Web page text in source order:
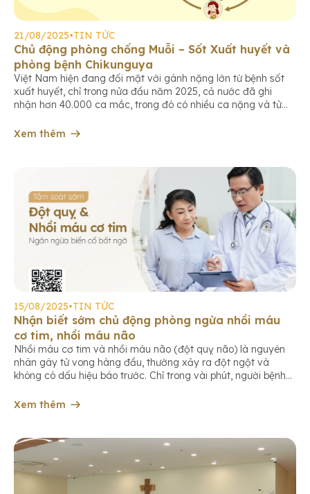
21/08/2025•TIN TỨC
Chủ động phòng chống Muỗi – Sốt Xuất huyết và
phòng bệnh Chikunguya
Việt Nam hiện đang đối mặt với gánh nặng lớn từ bệnh sốt
xuất huyết, chỉ trong nửa đầu năm 2025, cả nước đã ghi
nhận hơn 40.000 ca mắc, trong đó có nhiều ca nặng và tử
có xu hướng gia tăng trên thế […]
Xem thêm
15/08/2025•TIN TỨC
Nhận biết sớm chủ động phòng ngừa nhồi máu
cơ tim, nhồi máu não
Nhồi máu cơ tim và nhồi máu não (đột quỵ não) là nguyên
nhân gây tử vong hàng đầu, thường xảy ra đột ngột và
không có dấu hiệu báo trước. Chỉ trong vài phút, người bệnh
cấp cứu kịp thời. […]
Xem thêm